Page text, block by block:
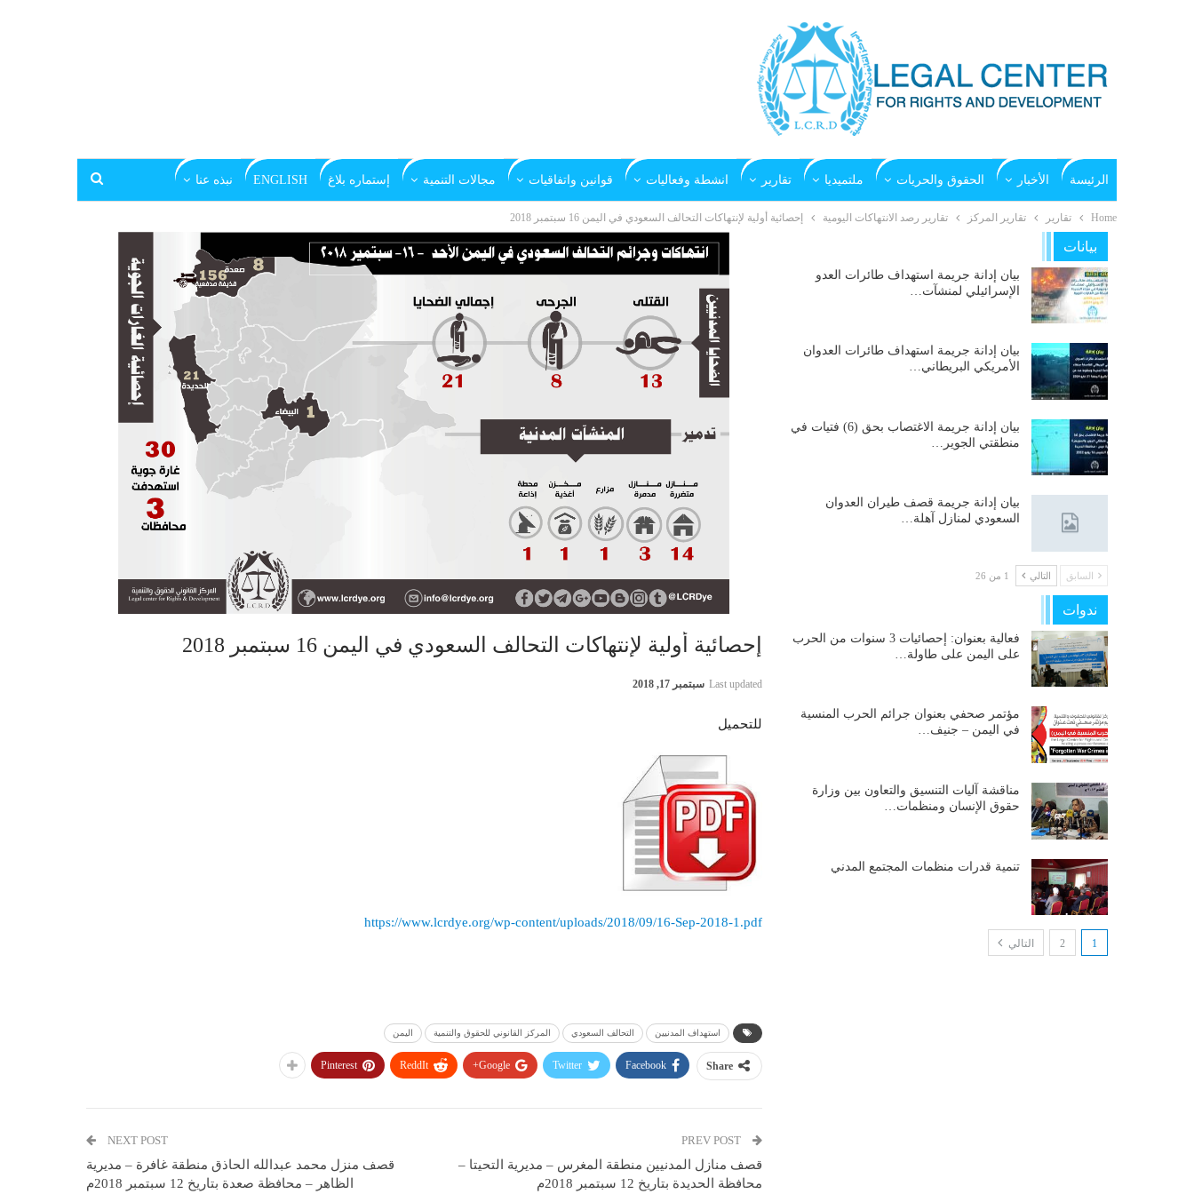
الرئيسة الأخبار الحقوق والحريات ملتميديا تقارير انشطة وفعاليات قوانين واتفاقيات مجالات التنمية إستماره بلاغ ENGLISH نبذه عنا
Home تقارير تقارير المركز تقارير رصد الانتهاكات اليومية إحصائية أولية لإنتهاكات التحالف السعودي في اليمن 16 سبتمبر 2018
إحصائية أولية لإنتهاكات التحالف السعودي في اليمن 16 سبتمبر 2018
Last updated سبتمبر 17, 2018
للتحميل
https://www.lcrdye.org/wp-content/uploads/2018/09/16-Sep-2018-1.pdf
استهداف المدنيين التحالف السعودي المركز القانوني للحقوق والتنمية اليمن
Share
Facebook
Twitter
Google+
ReddIt
Pinterest
PREV POST
قصف منازل المدنيين منطقة المغرس – مديرية التحيتا –
محافظة الحديدة بتاريخ 12 سبتمبر 2018م
NEXT POST
قصف منزل محمد عبدالله الحاذق منطقة غافرة – مديرية
الظاهر – محافظة صعدة بتاريخ 12 سبتمبر 2018م
بيانات
بيان إدانة جريمة استهداف طائرات العدو
الإسرائيلي لمنشآت…
بيان إدانة جريمة استهداف طائرات العدوان
الأمريكي البريطاني…
بيان إدانة جريمة الاغتصاب بحق (6) فتيات في
منطقتي الجوير…
بيان إدانة جريمة قصف طيران العدوان
السعودي لمنازل آهلة…
السابق التالي 1 من 26
ندوات
فعالية بعنوان: إحصائيات 3 سنوات من الحرب
على اليمن على طاولة…
مؤتمر صحفي بعنوان جرائم الحرب المنسية
في اليمن – جنيف…
مناقشة آليات التنسيق والتعاون بين وزارة
حقوق الإنسان ومنظمات…
تنمية قدرات منظمات المجتمع المدني
1
2 التالي